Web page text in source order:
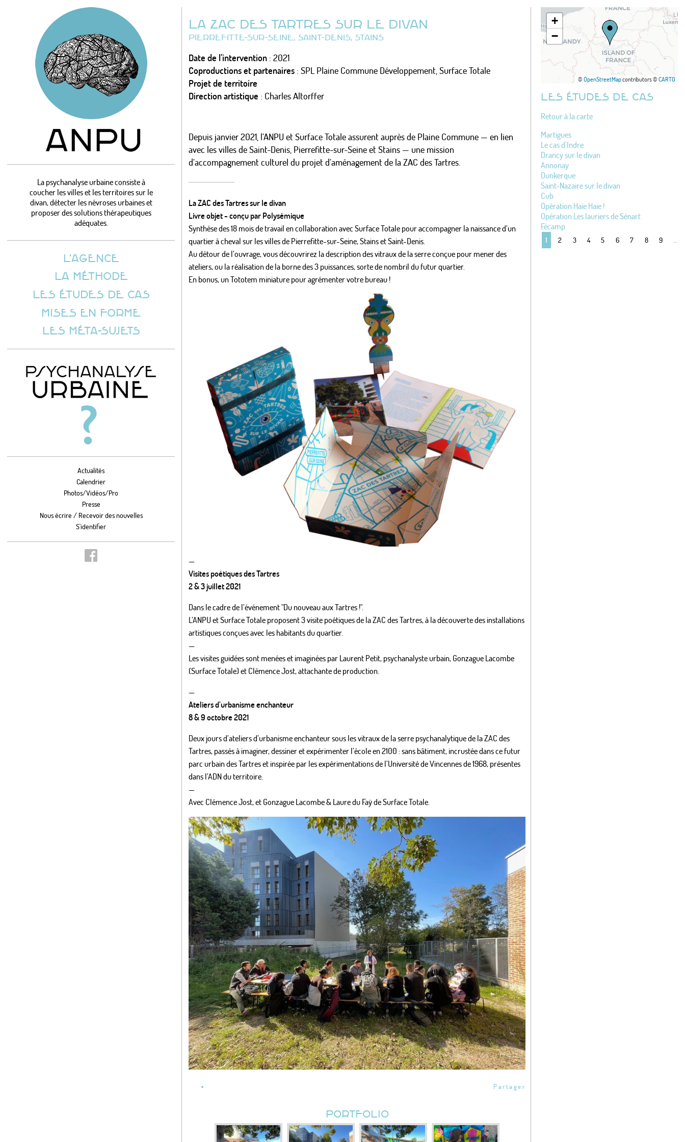
La psychanalyse urbaine consiste à
coucher les villes et les territoires sur le
divan, détecter les névroses urbaines et
proposer des solutions thérapeutiques
adéquates.
L’AGENCE
LA MÉTHODE
LES ÉTUDES DE CAS
MISES EN FORME
LES MÉTA-SUJETS
Actualités
Calendrier
Photos/Vidéos/Pro
Presse
Nous écrire / Recevoir des nouvelles
S'identifier
LA ZAC DES TARTRES SUR LE DIVAN
PIERREFITTE-SUR-SEINE, SAINT-DENIS, STAINS
Date de l’intervention : 2021
Coproductions et partenaires : SPL Plaine Commune Développement, Surface Totale
Projet de territoire
Direction artistique : Charles Altorffer
Depuis janvier 2021, l’ANPU et Surface Totale assurent auprès de Plaine Commune — en lien
avec les villes de Saint-Denis, Pierrefitte-sur-Seine et Stains — une mission
d’accompagnement culturel du projet d’aménagement de la ZAC des Tartres.
La ZAC des Tartres sur le divan
Livre objet - conçu par Polysémique
Synthèse des 18 mois de travail en collaboration avec Surface Totale pour accompagner la naissance d’un
quartier à cheval sur les villes de Pierrefitte-sur-Seine, Stains et Saint-Denis.
Au détour de l’ouvrage, vous découvrirez la description des vitraux de la serre conçue pour mener des
ateliers, ou la réalisation de la borne des 3 puissances, sorte de nombril du futur quartier.
En bonus, un Tototem miniature pour agrémenter votre bureau !
—
Visites poétiques des Tartres
2 & 3 juillet 2021
Dans le cadre de l’événement "Du nouveau aux Tartres !".
L’ANPU et Surface Totale proposent 3 visite poétiques de la ZAC des Tartres, à la découverte des installations
artistiques conçues avec les habitants du quartier.
—
Les visites guidées sont menées et imaginées par Laurent Petit, psychanalyste urbain, Gonzague Lacombe
(Surface Totale) et Clémence Jost, attachante de production.
—
Ateliers d’urbanisme enchanteur
8 & 9 octobre 2021
Deux jours d’ateliers d’urbanisme enchanteur sous les vitraux de la serre psychanalytique de la ZAC des
Tartres, passés à imaginer, dessiner et expérimenter l’école en 2100 : sans bâtiment, incrustée dans ce futur
parc urbain des Tartres et inspirée par les expérimentations de l’Université de Vincennes de 1968, présentes
dans l’ADN du territoire.
—
Avec Clémence Jost, et Gonzague Lacombe & Laure du Faÿ de Surface Totale.
Partager
PORTFOLIO
+
−
© OpenStreetMapcontributors © CARTO
LES ÉTUDES DE CAS
Retour à la carte
Martigues
Le cas d’Indre
Drancy sur le divan
Annonay
Dunkerque
Saint-Nazaire sur le divan
Cub
Opération Haie Haie !
Opération Les lauriers de Sénart
Fécamp
1 2 3 4 5 6 7 8 9 …